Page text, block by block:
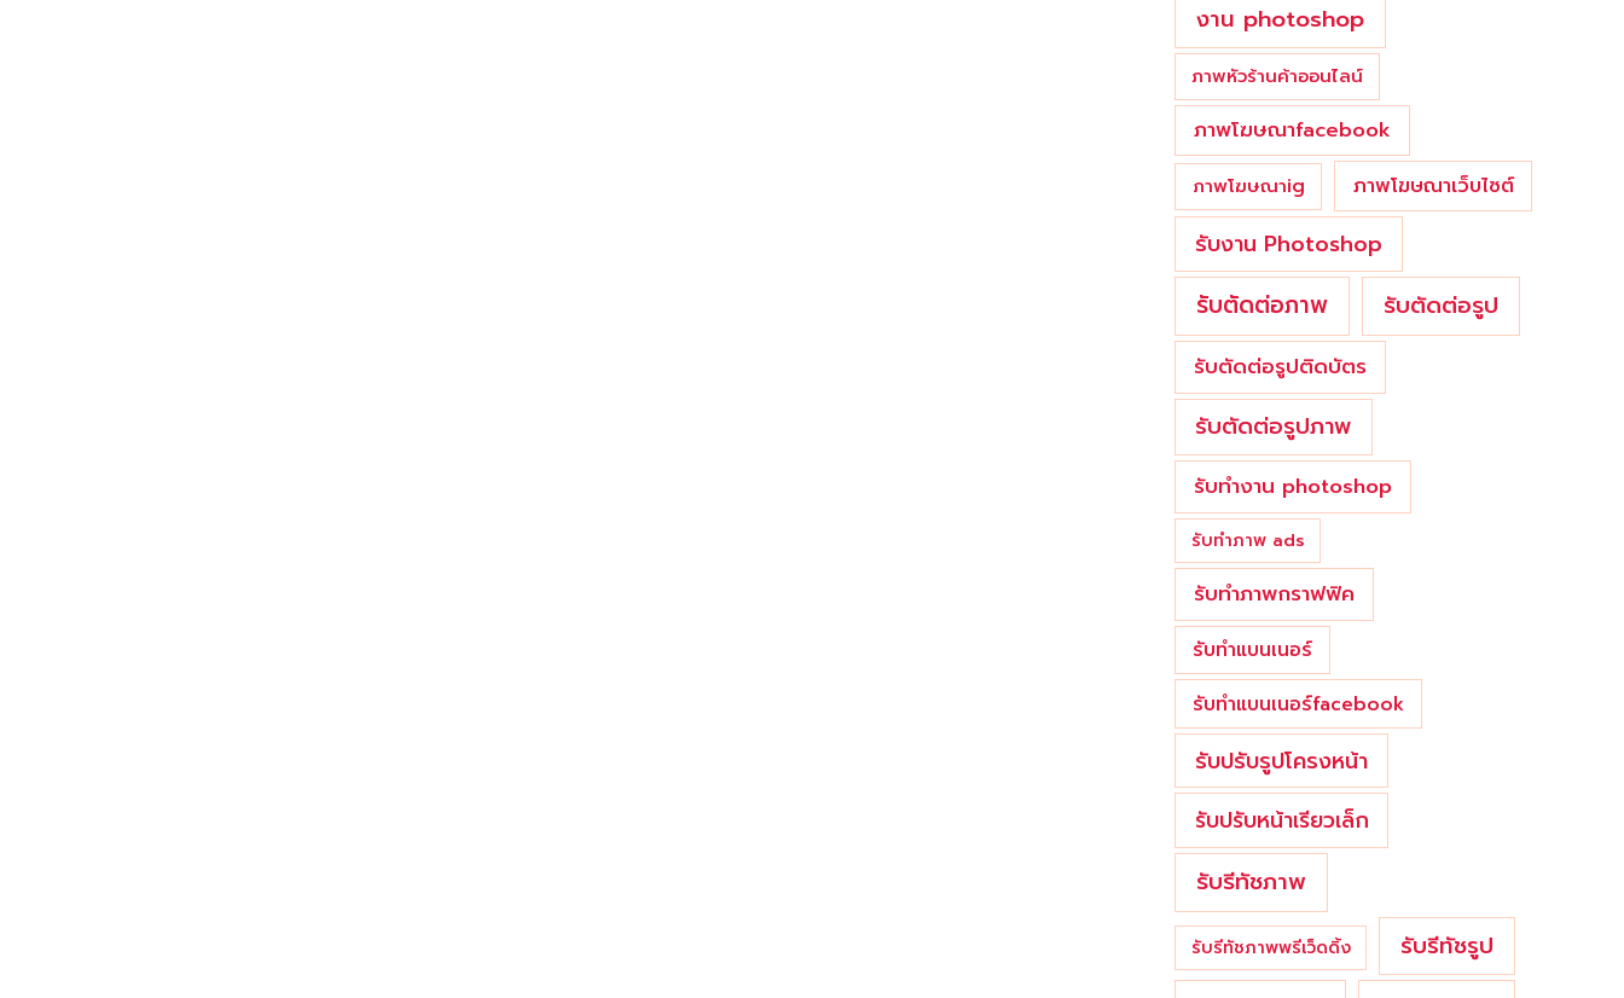
งาน photoshop
ภาพหัวร้านค้าออนไลน์
ภาพโฆษณาfacebook
ภาพโฆษณาig ภาพโฆษณาเว็บไซต์
รับงาน Photoshop
รับตัดต่อภาพ รับตัดต่อรูป
รับตัดต่อรูปติดบัตร
รับตัดต่อรูปภาพ
รับทำงาน photoshop
รับทำภาพ ads
รับทำภาพกราฟฟิค
รับทำแบนเนอร์
รับทำแบนเนอร์facebook
รับปรับรูปโครงหน้า
รับปรับหน้าเรียวเล็ก
รับรีทัชภาพ
รับรีทัชภาพพรีเว็ดดิ้ง รับรีทัชรูป